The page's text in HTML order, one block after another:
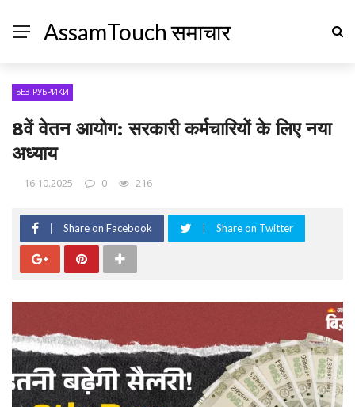
AssamTouch समाचार
БЕЗ РУБРИКИ
8वें वेतन आयोग: सरकारी कर्मचारियों के लिए नया
अध्याय
16.10.2025 0 216
Share on Facebook Share on Twitter